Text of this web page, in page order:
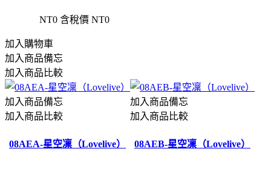
NT0 含稅價 NT0
加入購物車
加入商品備忘
加入商品比較
加入商品備忘
加入商品比較
08AEA-星空凜（Lovelive）
加入商品備忘
加入商品比較
08AEB-星空凜（Lovelive）